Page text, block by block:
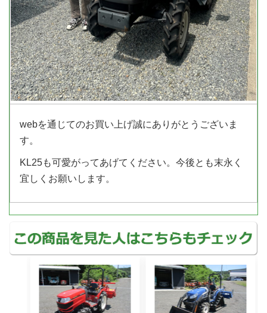
webを通じてのお買い上げ誠にありがとうございま
す。
KL25も可愛がってあげてください。今後とも末永く
宜しくお願いします。